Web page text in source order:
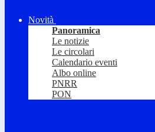
Novità
Panoramica
Le notizie
Le circolari
Calendario eventi
Albo online
PNRR
PON